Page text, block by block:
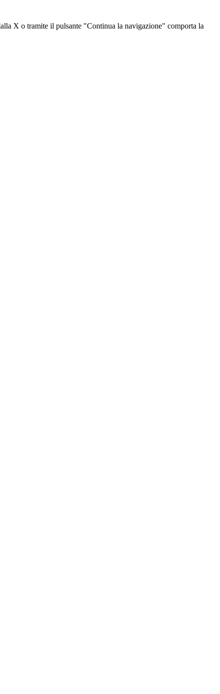
X o tramite il pulsante "Continua la navigazione" comporta la